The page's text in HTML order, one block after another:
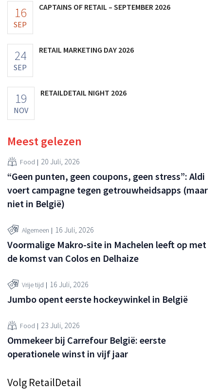
16
SEP
CAPTAINS OF RETAIL – SEPTEMBER 2026
24
SEP
RETAIL MARKETING DAY 2026
19
NOV
RETAILDETAIL NIGHT 2026
Meest gelezen
Food 20 Juli, 2026
“Geen punten, geen coupons, geen stress”: Aldi
voert campagne tegen getrouwheidsapps (maar
niet in België)
Algemeen 16 Juli, 2026
Voormalige Makro-site in Machelen leeft op met
de komst van Colos en Delhaize
Vrije tijd 16 Juli, 2026
Jumbo opent eerste hockeywinkel in België
Food 23 Juli, 2026
Ommekeer bij Carrefour België: eerste
operationele winst in vijf jaar
Volg RetailDetail